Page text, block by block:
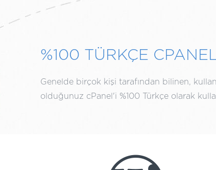
%100 TÜRKÇE
Genelde birçok kişi tarafından bilinen,
olduğunuz cPanel'i %100 Türkçe olarak